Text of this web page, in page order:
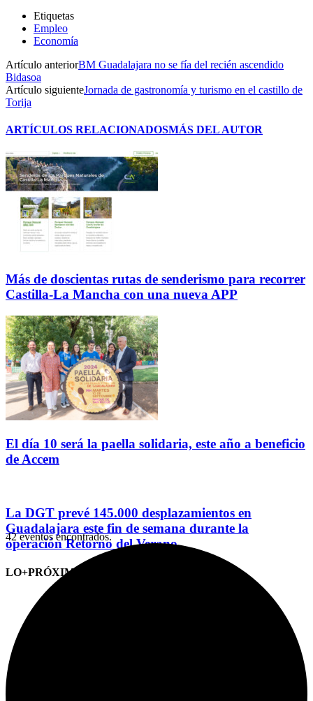
Etiquetas
Empleo
Economía
Artículo anteriorBM Guadalajara no se fía del recién ascendido
Bidasoa
Artículo siguienteJornada de gastronomía y turismo en el castillo de
Torija
ARTÍCULOS RELACIONADOSMÁS DEL AUTOR
Más de doscientas rutas de senderismo para recorrer
Castilla-La Mancha con una nueva APP
El día 10 será la paella solidaria, este año a beneficio
de Accem
La DGT prevé 145.000 desplazamientos en
Guadalajara este fin de semana durante la
operación Retorno del Verano
LO+PRÓXIMO (CITAS)
42 eventos encontrados.